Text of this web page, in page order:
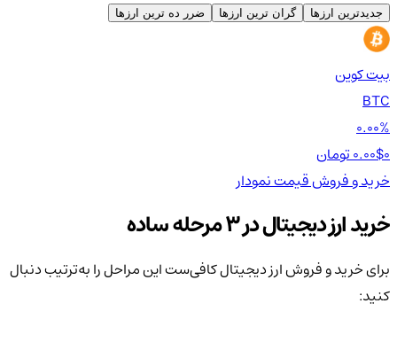
جدیدترین ارزها
گران ترین ارزها ضرر ده ترین ارزها
بیت کوین
BTC
0.00%
0.00$
خرید و فروشقیمتنمودار
خرید ارز دیجیتال در 3 مرحله ساده
برای خرید و فروش ارز دیجیتال کافی‌ست این مراحل را به‌ترتیب دنبال
کنید: